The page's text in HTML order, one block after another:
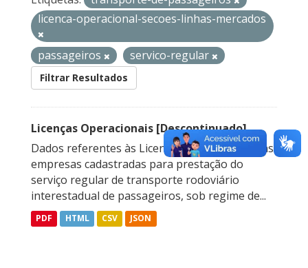
licenca-operacional-secoes-linhas-mercados
passageiros servico-regular
Filtrar Resultados
Licenças Operacionais [Descontinuado]
Dados referentes às Licenças Operacionais das
empresas cadastradas para prestação do
serviço regular de transporte rodoviário
interestadual de passageiros, sob regime de...
PDF HTML CSV JSON